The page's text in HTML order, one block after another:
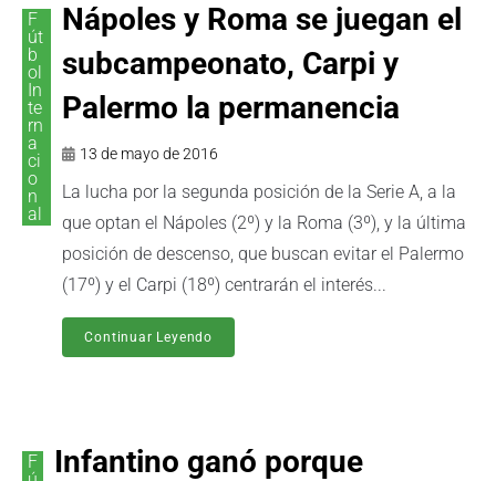
F
út
b
ol
In
te
rn
a
ci
o
n
al
Nápoles y Roma se juegan el
subcampeonato, Carpi y
Palermo la permanencia
13 de mayo de 2016
La lucha por la segunda posición de la Serie A, a la
que optan el Nápoles (2º) y la Roma (3º), y la última
posición de descenso, que buscan evitar el Palermo
(17º) y el Carpi (18º) centrarán el interés...
Continuar Leyendo
F
Infantino ganó porque